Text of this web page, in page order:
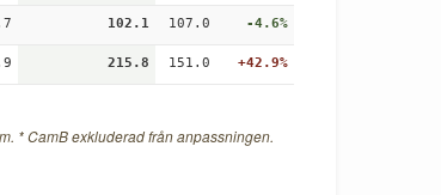
102.1 107.0 -4.6%
215.8 151.0 +42.9%
* CamB exkluderad från anpassningen.